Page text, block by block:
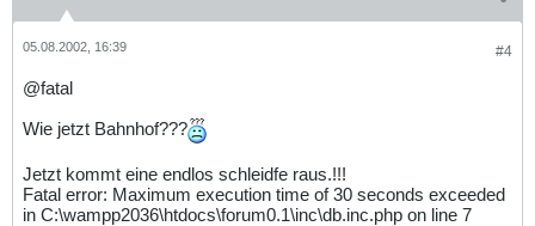
#4
05.08.2002, 16:39
@fatal
Wie jetzt Bahnhof???
Jetzt kommt eine endlos schleidfe raus.!!!
Fatal error: Maximum execution time of 30 seconds exceeded
in C:\wampp2036\htdocs\forum0.1\inc\db.inc.php on line 7